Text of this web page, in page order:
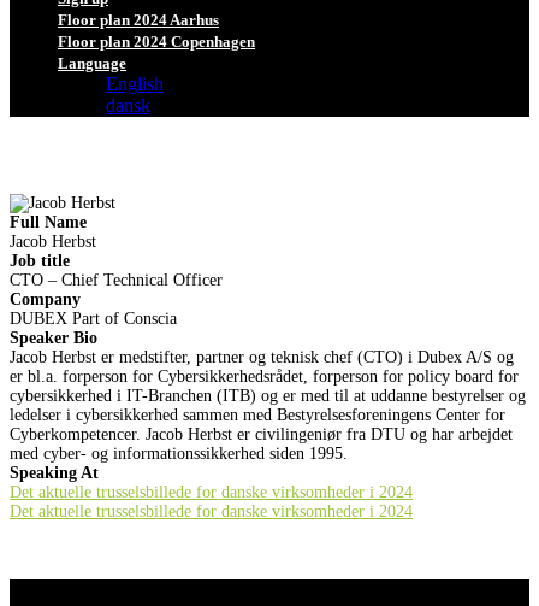
Floor plan 2024 Aarhus
Floor plan 2024 Copenhagen
Language
English
dansk
Full Name
Jacob Herbst
Job title
CTO – Chief Technical Officer
Company
DUBEX Part of Conscia
Speaker Bio
Jacob Herbst er medstifter, partner og teknisk chef (CTO) i Dubex A/S og
er bl.a. forperson for Cybersikkerhedsrådet, forperson for policy board for
cybersikkerhed i IT-Branchen (ITB) og er med til at uddanne bestyrelser og
ledelser i cybersikkerhed sammen med Bestyrelsesforeningens Center for
Cyberkompetencer. Jacob Herbst er civilingeniør fra DTU og har arbejdet
med cyber- og informationssikkerhed siden 1995.
Speaking At
Det aktuelle trusselsbillede for danske virksomheder i 2024
Det aktuelle trusselsbillede for danske virksomheder i 2024